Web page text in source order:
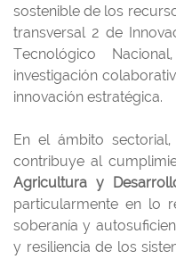
sostenible de los
transversal 2 de
Tecnológico
investigación
innovación estratégica.
En el ámbito
contribuye al
Agricultura y
particularmente en lo
soberanía y
y resiliencia de los